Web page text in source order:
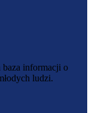
baza informacji o
ludzi.